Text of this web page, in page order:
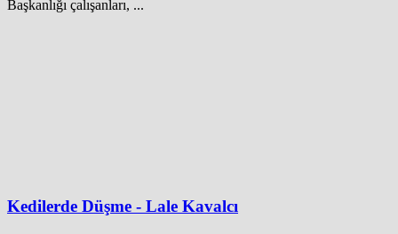
Başkanlığı çalışanları, ...
Kedilerde Düşme - Lale Kavalcı